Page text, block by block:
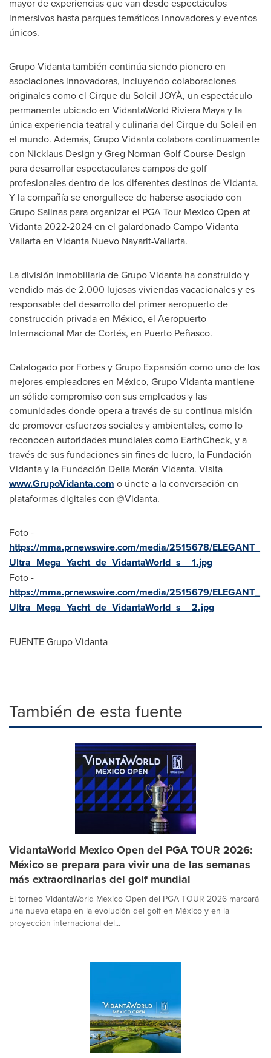
mayor de experiencias que van desde espectáculos
inmersivos hasta parques temáticos innovadores y eventos
únicos.
Grupo Vidanta también continúa siendo pionero en
asociaciones innovadoras, incluyendo colaboraciones
originales como el Cirque du Soleil JOYÀ, un espectáculo
permanente ubicado en VidantaWorld Riviera Maya y la
única experiencia teatral y culinaria del Cirque du Soleil en
el mundo. Además, Grupo Vidanta colabora continuamente
con Nicklaus Design y Greg Norman Golf Course Design
para desarrollar espectaculares campos de golf
profesionales dentro de los diferentes destinos de Vidanta.
Y la compañía se enorgullece de haberse asociado con
Grupo Salinas para organizar el PGA Tour Mexico Open at
Vidanta 2022-2024 en el galardonado Campo Vidanta
Vallarta en Vidanta Nuevo Nayarit-Vallarta.
La división inmobiliaria de Grupo Vidanta ha construido y
vendido más de 2,000 lujosas viviendas vacacionales y es
responsable del desarrollo del primer aeropuerto de
construcción privada en México, el Aeropuerto
Internacional Mar de Cortés, en Puerto Peñasco.
Catalogado por Forbes y Grupo Expansión como uno de los
mejores empleadores en México, Grupo Vidanta mantiene
un sólido compromiso con sus empleados y las
comunidades donde opera a través de su continua misión
de promover esfuerzos sociales y ambientales, como lo
reconocen autoridades mundiales como EarthCheck, y a
través de sus fundaciones sin fines de lucro, la Fundación
Vidanta y la Fundación Delia Morán Vidanta. Visita
www.GrupoVidanta.com o únete a la conversación en
plataformas digitales con @Vidanta.
Foto -
https://mma.prnewswire.com/media/2515678/ELEGANT_
Ultra_Mega_Yacht_de_VidantaWorld_s__1.jpg
Foto -
https://mma.prnewswire.com/media/2515679/ELEGANT_
Ultra_Mega_Yacht_de_VidantaWorld_s__2.jpg
FUENTEGrupo Vidanta
También de esta fuente
VidantaWorld Mexico Open del PGA TOUR 2026:
México se prepara para vivir una de las semanas
más extraordinarias del golf mundial
El torneo VidantaWorld Mexico Open del PGA TOUR 2026 marcará
una nueva etapa en la evolución del golf en México y en la
proyección internacional del...